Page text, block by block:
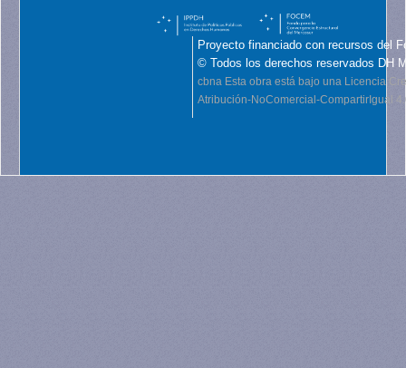
Proyecto financiado con recursos del
© Todos los derechos reservados DH
cbna Esta obra está bajo una Licencia
Atribución-NoComercial-CompartirIgual